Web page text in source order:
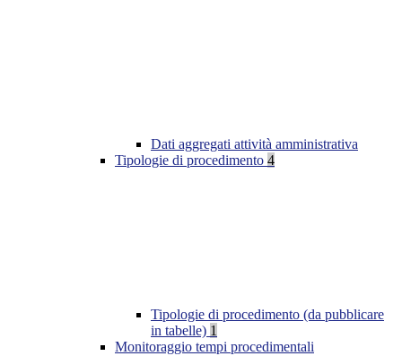
Dati aggregati attività amministrativa
Tipologie di procedimento 4
Tipologie di procedimento (da pubblicare
in tabelle) 1
Monitoraggio tempi procedimentali